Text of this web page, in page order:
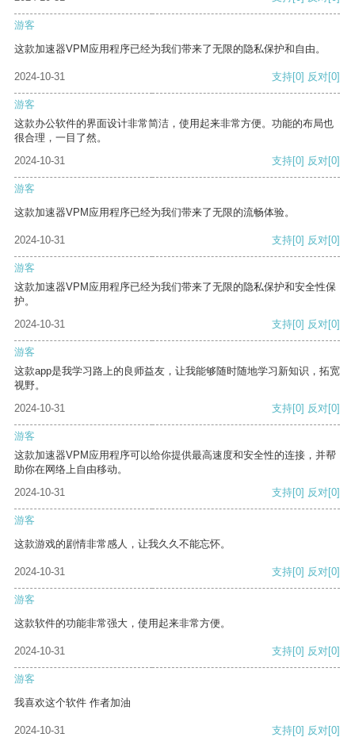
游客
这款加速器VPM应用程序已经为我们带来了无限的隐私保护和自由。
2024-10-31 支持[0] 反对[0]
游客
这款办公软件的界面设计非常简洁，使用起来非常方便。功能的布局也
很合理，一目了然。
2024-10-31
支持[0] 反对[0]
游客
这款加速器VPM应用程序已经为我们带来了无限的流畅体验。
2024-10-31 支持[0] 反对[0]
游客
这款加速器VPM应用程序已经为我们带来了无限的隐私保护和安全性保
护。
2024-10-31
支持[0] 反对[0]
游客
这款app是我学习路上的良师益友，让我能够随时随地学习新知识，拓宽
视野。
2024-10-31
支持[0] 反对[0]
游客
这款加速器VPM应用程序可以给你提供最高速度和安全性的连接，并帮
助你在网络上自由移动。
2024-10-31
支持[0] 反对[0]
游客
这款游戏的剧情非常感人，让我久久不能忘怀。
2024-10-31 支持[0] 反对[0]
游客
这款软件的功能非常强大，使用起来非常方便。
2024-10-31 支持[0] 反对[0]
游客
我喜欢这个软件 作者加油
2024-10-31 支持[0] 反对[0]